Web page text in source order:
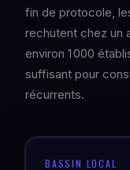
fin de protocole,
rechutent chez un
environ 1 000
suffisant pour
récurrents.
BASSIN LOCAL